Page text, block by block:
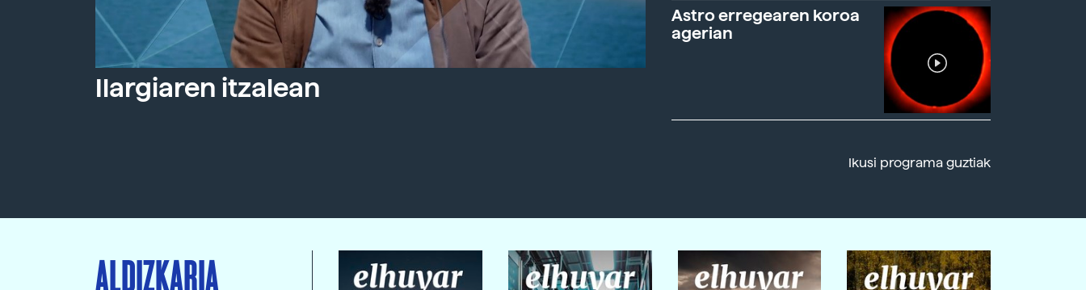
Ilargiaren itzalean
Astro erregearen koroa
agerian
Ikusi programa guztiak
ALDIZKARIA